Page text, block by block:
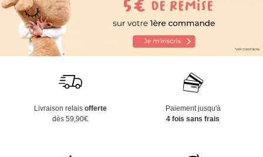
Livraison relais offerte
dès 59,90€
Paiement jusqu'à
4 fois sans frais